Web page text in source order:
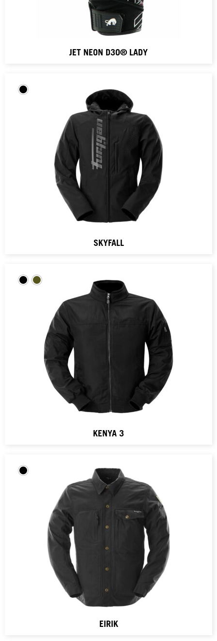
JET NEON D3O® LADY
SKYFALL
KENYA 3
EIRIK